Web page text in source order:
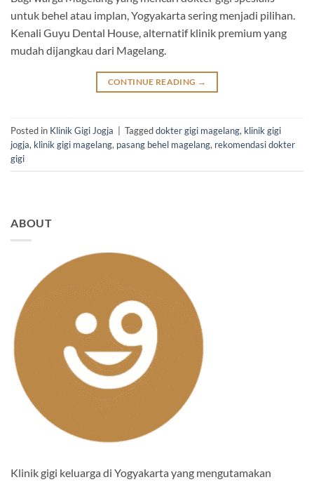
untuk behel atau implan, Yogyakarta sering menjadi pilihan.
Kenali Guyu Dental House, alternatif klinik premium yang
mudah dijangkau dari Magelang.
CONTINUE READING →
Posted in Klinik Gigi Jogja Taggeddokter gigi magelang, klinik gigi
jogja, klinik gigi magelang, pasang behel magelang, rekomendasi dokter
gigi
ABOUT
Klinik gigi keluarga di Yogyakarta yang mengutamakan